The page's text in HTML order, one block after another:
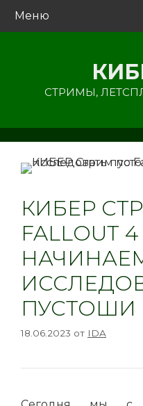
Меню
СТРИМЫ,
КИБЕР
FALLOUT
ПУСТОШИ
18.06.2023 от IDA